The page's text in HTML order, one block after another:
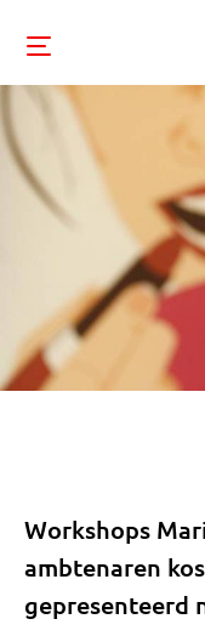
Workshops
ambtenaren
gepresenteerd